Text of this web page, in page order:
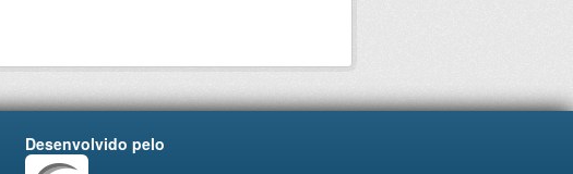
Desenvolvido pelo